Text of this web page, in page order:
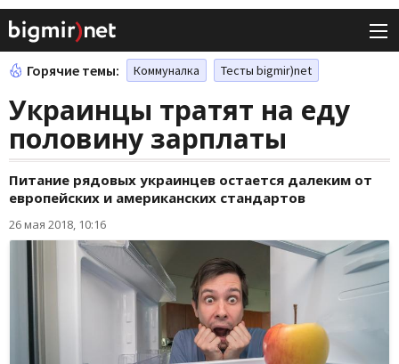
Горячие темы: Коммуналка Тесты bigmir)net
Украинцы тратят на еду
половину зарплаты
Питание рядовых украинцев остается далеким от
европейских и американских стандартов
26 мая 2018, 10:16